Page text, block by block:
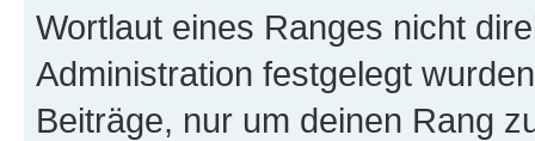
Wortlaut eines Ranges nicht
Administration festgelegt
Beiträge, nur um deinen Rang